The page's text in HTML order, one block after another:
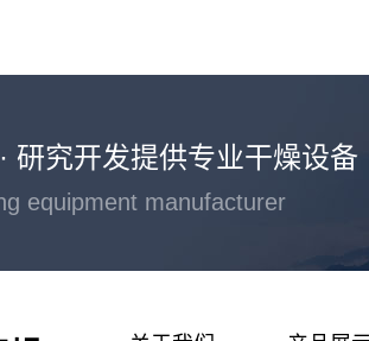
研究开发提供专业干燥设备
equipment manufacturer